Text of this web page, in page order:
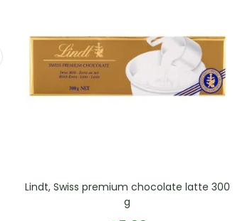
Lindt, Swiss premium chocolate latte 300
g